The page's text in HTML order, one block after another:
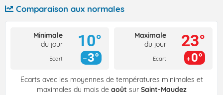
Comparaison aux normales
Minimale
du jour
Ecart
10°
3°
Maximale
du jour
Ecart
23°
0°
Écarts avec les moyennes de températures minimales et
maximales du mois de août sur Saint-Maudez